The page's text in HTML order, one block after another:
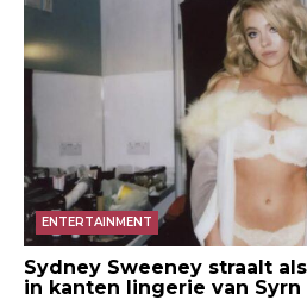
ENTERTAINMENT
Sydney Sweeney straalt
in kanten lingerie van Syrn